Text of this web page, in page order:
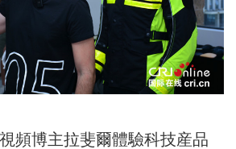
頻博主拉斐爾體驗科技産品